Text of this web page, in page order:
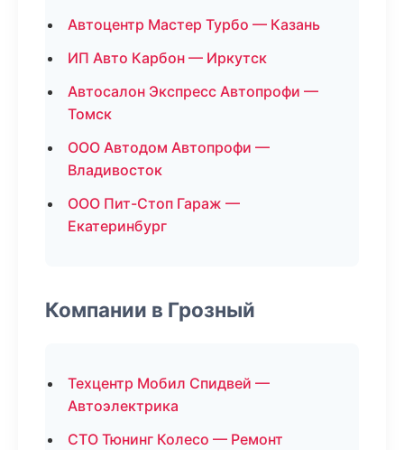
Автоцентр Мастер Турбо — Казань
ИП Авто Карбон — Иркутск
Автосалон Экспресс Автопрофи —
Томск
ООО Автодом Автопрофи —
Владивосток
ООО Пит-Стоп Гараж —
Екатеринбург
Компании в Грозный
Техцентр Мобил Спидвей —
Автоэлектрика
СТО Тюнинг Колесо — Ремонт